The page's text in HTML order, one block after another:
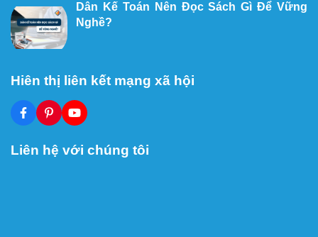
Dân Kế Toán Nên Đọc Sách Gì Để Vững
Nghề?
Hiên thị liên kết mạng xã hội
Liên hệ với chúng tôi